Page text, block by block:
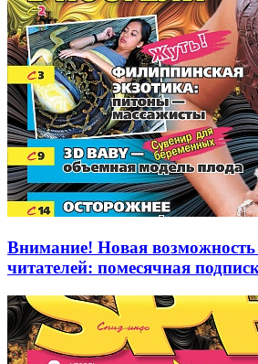
Внимание! Новая
читателей: помесячная